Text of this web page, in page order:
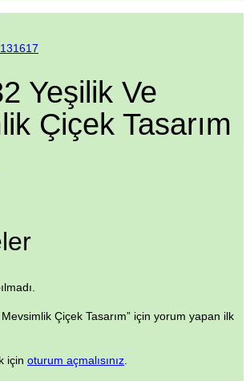
Yeşilik Ve
Çiçek Tasarım
Çiçek Tasarım” için yorum yapan ilk
için oturum açmalısınız